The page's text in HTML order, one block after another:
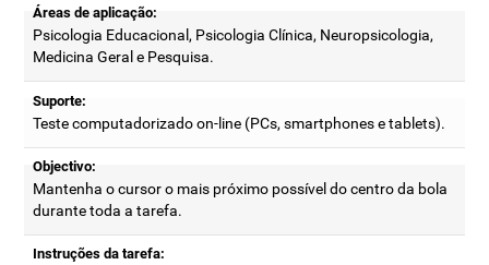
Áreas de aplicação:
Psicologia Educacional, Psicologia Clínica, Neuropsicologia,
Medicina Geral e Pesquisa.
Suporte:
Teste computadorizado on-line (PCs, smartphones e tablets).
Objectivo:
Mantenha o cursor o mais próximo possível do centro da bola
durante toda a tarefa.
Instruções da tarefa: